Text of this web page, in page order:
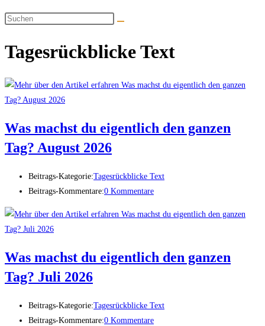
Tagesrückblicke Text
Was machst du eigentlich den ganzen
Tag? August 2026
Beitrags-Kategorie:Tagesrückblicke Text
Beitrags-Kommentare:0 Kommentare
Was machst du eigentlich den ganzen
Tag? Juli 2026
Beitrags-Kategorie:Tagesrückblicke Text
Beitrags-Kommentare:0 Kommentare